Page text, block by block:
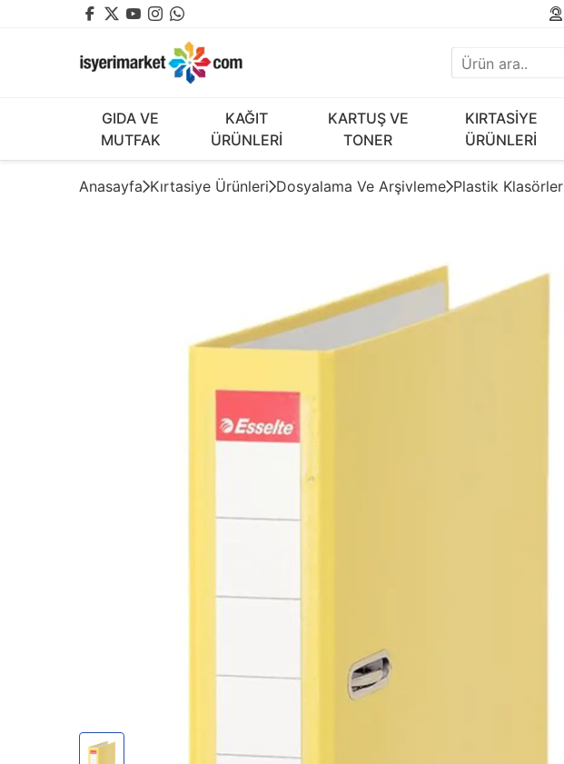
GIDA VE
MUTFAK
KAĞIT
ÜRÜNLERİ
KARTUŞ VE
TONER
KIRTASİYE
ÜRÜNLERİ
Anasayfa Kırtasiye Ürünleri Dosyalama Ve Arşivleme Plastik Klasörler